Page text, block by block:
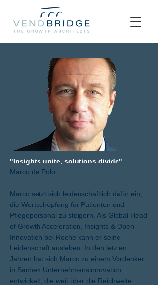
"Insights unite, solutions divide".
Marco de Polo
Marco setzt sich leidenschaftlich dafür ein,
die Wertschöpfung für Patienten und
Pflegepersonal zu steigern. Als Global Head
of Growth Acceleration, Insights & Open
Innovation bei Roche kann er seine
Leidenschaft ausleben. In den letzten
Jahren hat sich Marco zu einem Vordenker
in Sachen Unternehmensinnovation
entwickelt, die weit über die Reichweite